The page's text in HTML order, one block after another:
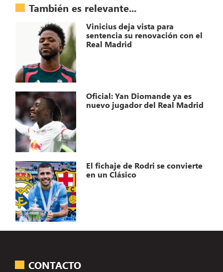
También es relevante...
Vinicius deja vista para
sentencia su renovación con el
Real Madrid
Oficial: Yan Diomande ya es
nuevo jugador del Real Madrid
El fichaje de Rodri se convierte
en un Clásico
CONTACTO